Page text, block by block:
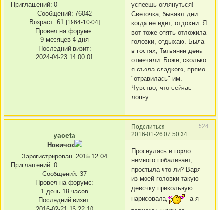
Приглашений: 0
Сообщений: 76042
Возраст: 61 [1964-10-04]
Провел на форуме:
9 месяцев 4 дня
Последний визит:
2024-04-23 14:00:01
успеешь оглянуться!
Светочка, бывают дни
когда не идет, отдохни. Я
вот тоже опять отложила
головки, отдыхаю. Была
в гостях, Татьянин день
отмечали. Боже, сколько
я съела сладкого, прямо
"отравилась" им.
Чувство, что сейчас
лопну
Поделиться
524
2016-01-26 07:50:34
yaceta
Новичок
Зарегистрирован: 2015-12-04
Приглашений: 0
Сообщений: 37
Провел на форуме:
1 день 19 часов
Последний визит:
Проснулась и горло
немного побаливает,
простыла что ли? Варя
из моей головки такую
девочку прикольную
нарисовала,
а я